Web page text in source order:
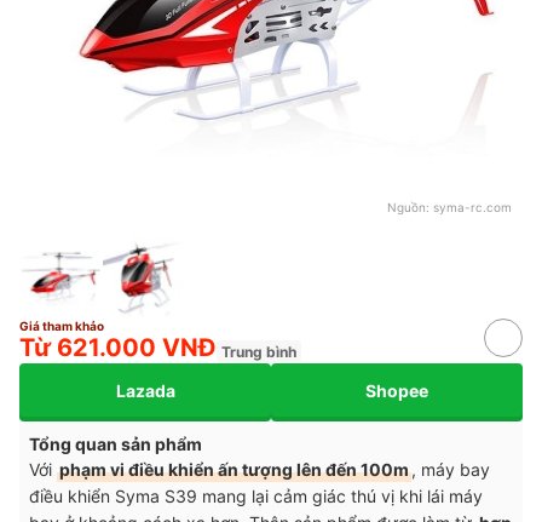
Nguồn: syma-rc.com
Giá tham khảo
Từ 621.000 VNĐ Trung bình
Lazada Shopee
Tổng quan sản phẩm
Với phạm vi điều khiển ấn tượng lên đến 100m, máy bay
điều khiển Syma S39 mang lại cảm giác thú vị khi lái máy